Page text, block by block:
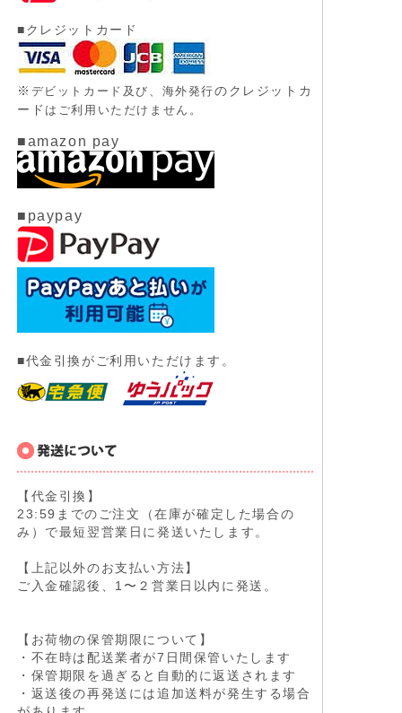
■クレジットカード
※ デビットカード及び、 海外発行のクレジットカ
ード はご利用いただけません。
■amazon pay
■paypay
■代金引換がご利用いただけます。
【代金引換】
23:59までのご注文（在庫が確定した場合の
み）で最短翌営業日に発送いたします。
【上記以外のお支払い方法】
ご入金確認後、1〜２営業日以内に発送。
【お荷物の保管期限について】
・不在時は配送業者が7日間保管いたします
・保管期限を過ぎると自動的に返送されます
・返送後の再発送には追加送料が発生する場合